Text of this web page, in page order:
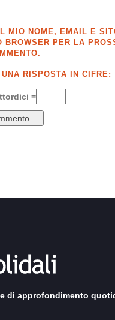
MIO NOME, EMAIL E
BROWSER PER LA
UNA RISPOSTA IN CIFRE:
=
di approfondimento